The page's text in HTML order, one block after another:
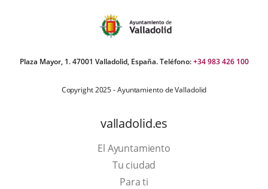
Plaza Mayor, 1. 47001 Valladolid, España. Teléfono:+34 983 426 100
Copyright 2025 - Ayuntamiento de Valladolid
valladolid.es
El Ayuntamiento
Tu ciudad
Para ti